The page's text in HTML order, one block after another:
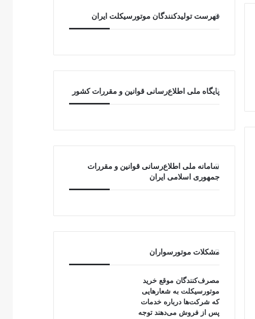
فهرست تولیدکنندگان موتورسیکلت ایران
پایگاه ملی اطلاع‌رسانی قوانین و مقررات کشور
سامانه ملی اطلاع‌رسانی قوانین و مقررات
جمهوری اسلامی ایران
مشکلات موتورسواران
مصرف‌کنندگان موقع خرید
موتورسیکلت به شعارهایی
که شرکت‌ها درباره خدمات
پس از فروش می‌دهند توجه